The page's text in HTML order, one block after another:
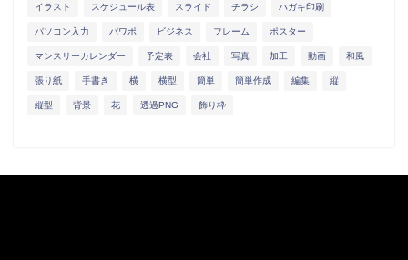
イラスト スケジュール表 スライド チラシ ハガキ印刷
パソコン入力 パワポ ビジネス フレーム ポスター
マンスリーカレンダー 予定表 会社 写真 加工 動画 和風
張り紙 手書き 横 横型 簡単 簡単作成 編集 縦
縦型 背景 花 透過PNG 飾り枠